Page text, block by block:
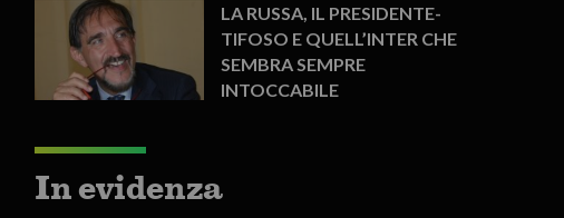
LA RUSSA, IL PRESIDENTE-
TIFOSO E QUELL’INTER CHE
SEMBRA SEMPRE
INTOCCABILE
In evidenza